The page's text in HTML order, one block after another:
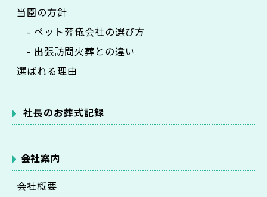
当園の方針
- ペット葬儀会社の選び方
- 出張訪問火葬との違い
選ばれる理由
社長のお葬式記録
会社案内
会社概要